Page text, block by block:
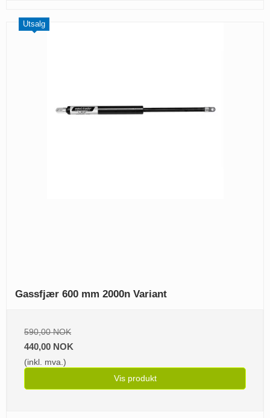
Utsalg
Gassfjær 600 mm 2000n Variant
590,00 NOK
440,00 NOK
(inkl. mva.)
Vis produkt